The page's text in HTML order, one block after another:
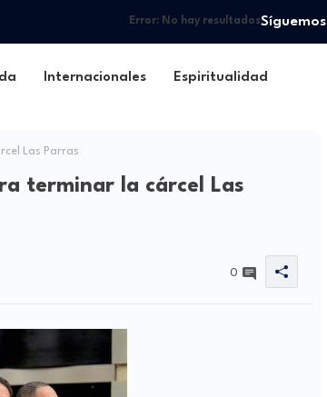
Error:No hay resultadosSíguemos
Internacionales Espiritualidad
Las Parras
terminar la cárcel Las
0